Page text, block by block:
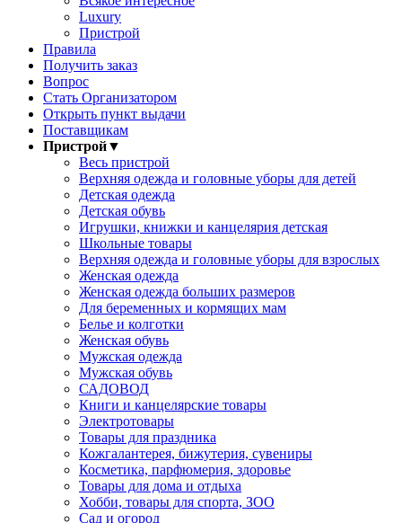
Luxury
Пристрой
Правила
Получить заказ
Вопрос
Стать Организатором
Открыть пункт выдачи
Поставщикам
Пристрой▼
Весь пристрой
Верхняя одежда и головные уборы для детей
Детская одежда
Детская обувь
Игрушки, книжки и канцелярия детская
Школьные товары
Верхняя одежда и головные уборы для взрослых
Женская одежда
Женская одежда больших размеров
Для беременных и кормящих мам
Белье и колготки
Женская обувь
Мужская одежда
Мужская обувь
САДОВОД
Книги и канцелярские товары
Электротовары
Товары для праздника
Кожгалантерея, бижутерия, сувениры
Косметика, парфюмерия, здоровье
Товары для дома и отдыха
Хобби, товары для спорта, ЗОО
Сад и огород